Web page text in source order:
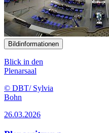
Bildinformationen
Blick in den
Plenarsaal
© DBT/ Sylvia
Bohn
26.03.2026